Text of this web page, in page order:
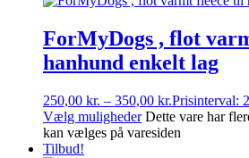
ForMyDogs , flot
hanhund enkelt lag
250,00 kr. – 350,00 kr.Prisinterval:
Vælg muligheder Dette vare har
kan vælges på varesiden
Tilbud!